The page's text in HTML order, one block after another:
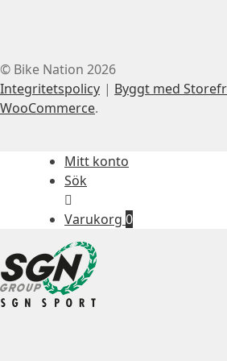
© Bike Nation 2026
Integritetspolicy
Byggt med
WooCommerce.
Mitt konto
Sök
Varukorg 0